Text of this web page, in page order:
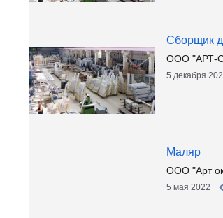
Сборщик
ООО "АРТ-
5 декабря
Маляр
ООО "Арт
5 мая 2022